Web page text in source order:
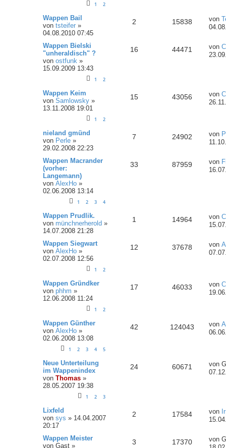
1 2
Wappen Bail
von tsteifer »
04.08.2010 07:45
2 15838 von
Wappen Bielski
"unheraldisch" ?
von ostfunk »
15.09.2009 13:43
1 2
16 44471 von
Wappen Keim
von Samlowsky »
13.11.2008 19:01
1 2
15 43056 von
nieland gmünd
von Perle »
29.02.2008 22:23
7 24902 von
Wappen Macrander
(vorher:
Langemann)
von AlexHo »
02.06.2008 13:14
1 2 3 4
33 87959 von
Wappen Prudlik.
von münchnerherold »
14.07.2008 21:28
1 14964 von
Wappen Siegwart
von AlexHo »
02.07.2008 12:56
1 2
12 37678 von
Wappen Gründker
von phhm »
12.06.2008 11:24
1 2
17 46033 von
Wappen Günther
von AlexHo »
02.06.2008 13:08
1 2 3 4 5
42 124043 von
Neue Unterteilung
im Wappenindex
von Thomas »
28.05.2007 19:38
1 2 3
24 60671 von
Lixfeld
von sys » 14.04.2007
20:17
2 17584 von
Wappen Meister
von Gast » 3 17370 von